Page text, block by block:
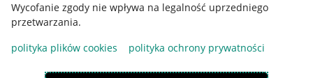
Wycofanie zgody nie wpływa na legalność uprzedniego
przetwarzania.
polityka plików cookies
polityka ochrony prywatności